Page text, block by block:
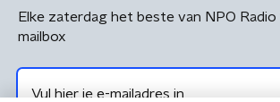
Elke zaterdag het beste van NPO Radio
mailbox